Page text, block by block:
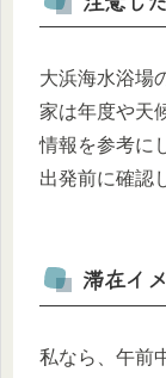
大浜海水浴場
家は年度や天
情報を参考に
出発前に確認
滞在イ
私なら、午前